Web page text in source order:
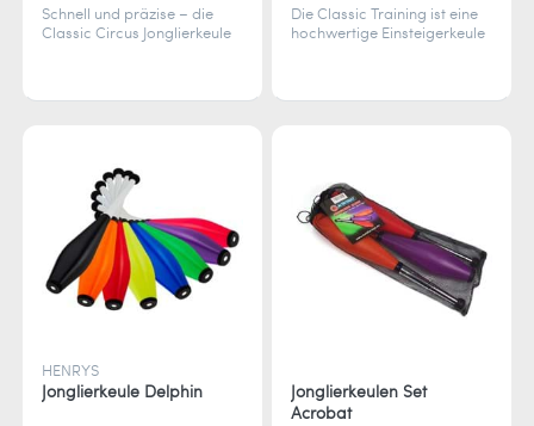
Schnell und präzise – die
Classic Circus Jonglierkeule
Die Classic Training ist eine
hochwertige Einsteigerkeule
HENRYS
Jonglierkeule Delphin
Jonglierkeulen Set
Acrobat